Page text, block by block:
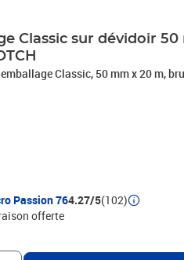
Classic sur dévidoir 50
Classic, 50 mm x 20 m,
Passion 764.27/5(102)
offerte